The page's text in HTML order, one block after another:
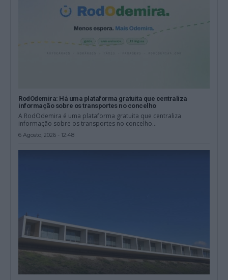
RodOdemira: Há uma plataforma gratuita que centraliza
informação sobre os transportes no concelho
A RodOdemira é uma plataforma gratuita que centraliza
informação sobre os transportes no concelho...
6 Agosto, 2026 - 12:48